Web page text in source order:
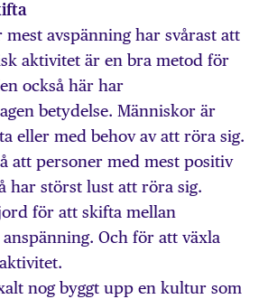
mest avspänning har svårast att
aktivitet är en bra metod för
också här har
betydelse. Människor är
eller med behov av att röra sig.
att personer med mest positiv
har störst lust att röra sig.
för att skifta mellan
Och för att växla
nog byggt upp en kultur som